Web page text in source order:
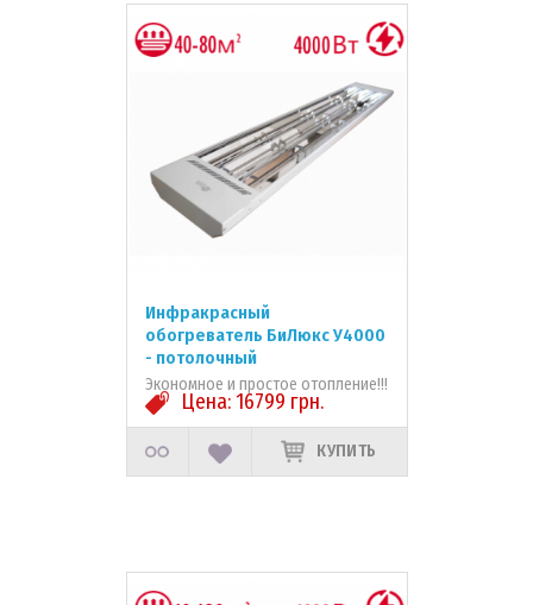
Инфракрасный
обогреватель БиЛюкс У4000
- потолочный
Экономное и простое отопление!!!
Цена: 16799 грн.
КУПИТЬ